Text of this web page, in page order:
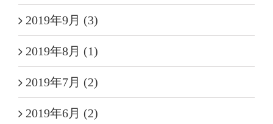
2019年9月 (3)
2019年8月 (1)
2019年7月 (2)
2019年6月 (2)